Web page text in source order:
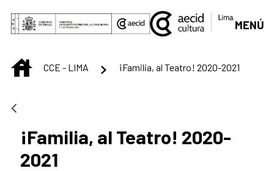
Saltar al contenido principal
MENÚ
INICIOCCE - LIMA ¡Familia, al Teatro! 2020-2021
¡Familia, al Teatro! 2020-
2021